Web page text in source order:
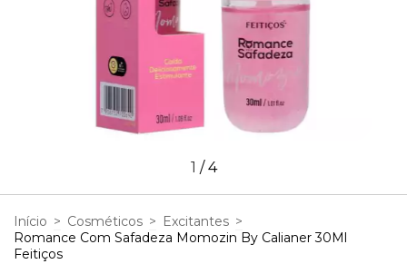
1 /4
Início > Cosméticos > Excitantes >
Romance Com Safadeza Momozin By Calianer 30Ml
Feitiços